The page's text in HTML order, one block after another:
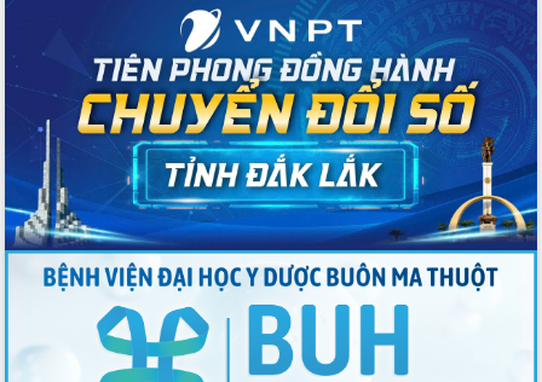
Tổ chức trang trọng Lễ hội Đền thờ
Lương Văn Chánh năm 2026
Phó Bí thư Tỉnh ủy Đắk Lắk Đỗ Hữu
Huy giữ chức Bí thư Đảng ủy Ủy Ban
Nhân dân tỉnh
Bệnh án điện tử thúc đẩy chuyển đổi
số y tế tại Đắk Lắk
Chuyển đổi số thư viện: Mở rộng
không gian tri thức trong thời đại số
Đánh giá, rút kinh nghiệm công tác tổ
chức diễn tập trước ngày bầu cử
Chương trình “Gặp gỡ hữu nghị –
Friendship Meeting New Year 2026”